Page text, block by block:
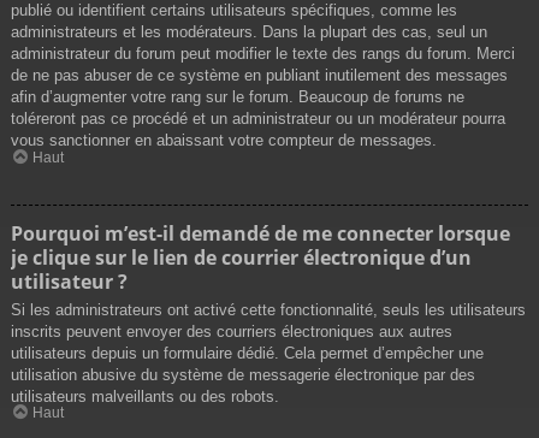
publié ou identifient certains utilisateurs spécifiques, comme les
administrateurs et les modérateurs. Dans la plupart des cas, seul un
administrateur du forum peut modifier le texte des rangs du forum. Merci
de ne pas abuser de ce système en publiant inutilement des messages
afin d’augmenter votre rang sur le forum. Beaucoup de forums ne
toléreront pas ce procédé et un administrateur ou un modérateur pourra
vous sanctionner en abaissant votre compteur de messages.
Haut
Pourquoi m’est-il demandé de me connecter lorsque
je clique sur le lien de courrier électronique d’un
utilisateur ?
Si les administrateurs ont activé cette fonctionnalité, seuls les utilisateurs
inscrits peuvent envoyer des courriers électroniques aux autres
utilisateurs depuis un formulaire dédié. Cela permet d’empêcher une
utilisation abusive du système de messagerie électronique par des
utilisateurs malveillants ou des robots.
Haut